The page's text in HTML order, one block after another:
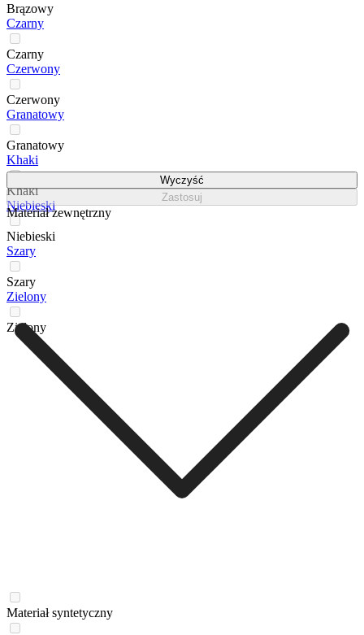
Brązowy
Czarny
Czarny
Czerwony
Czerwony
Granatowy
Granatowy
Khaki
Khaki
Niebieski
Niebieski
Szary
Szary
Zielony
Zielony
Wyczyść
Zastosuj
Materiał zewnętrzny
Materiał syntetyczny